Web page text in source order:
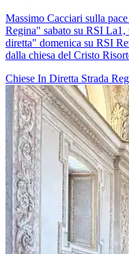
Massimo Cacciari sulla
Regina" sabato su RSI
diretta" domenica su RSI
dalla chiesa del Cristo
Chiese In Diretta Strada